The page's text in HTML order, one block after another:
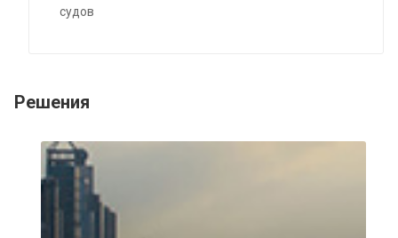
судов
Решения